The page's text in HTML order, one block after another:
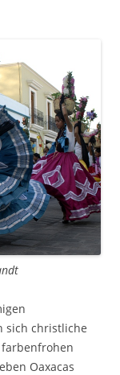
sich christliche
Oaxacas